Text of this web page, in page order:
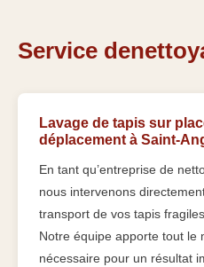
Service
Lavage de tapis sur
déplacement à Saint-
En tant qu’entreprise de
nous intervenons
transport de vos tapis
Notre équipe apporte tout le
nécessaire pour un résultat